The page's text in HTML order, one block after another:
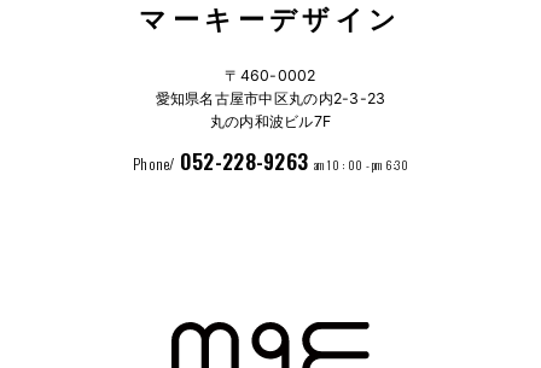
マーキーデザイン
〒460-0002
愛知県名古屋市中区丸の内2-3-23
丸の内和波ビル7F
Phone/ 052-228-9263 am 10 : 00 - pm 6:30